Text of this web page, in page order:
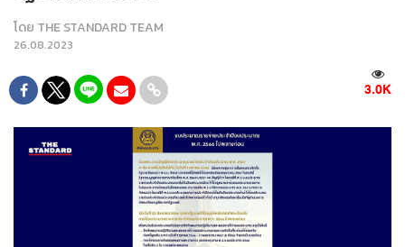
โดย THE STANDARD TEAM
26.08.2023
3.0K